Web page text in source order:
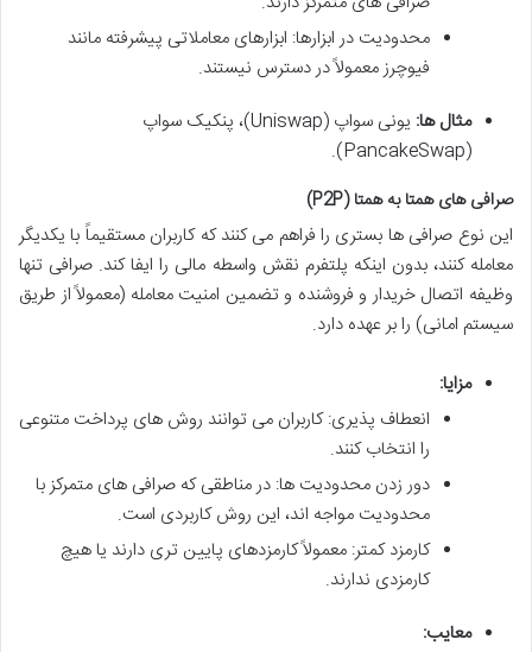
محدودیت در ابزارها: ابزارهای معاملاتی پیشرفته مانند
فیوچرز معمولاً در دسترس نیستند.
مثال ها:
یونی سواپ (Uniswap)، پنکیک سواپ
(PancakeSwap).
صرافی های همتا به همتا (P2P)
این نوع صرافی ها بستری را فراهم می کنند که کاربران مستقیماً با یکدیگر
معامله کنند، بدون اینکه پلتفرم نقش واسطه مالی را ایفا کند. صرافی تنها
وظیفه اتصال خریدار و فروشنده و تضمین امنیت معامله (معمولاً از طریق
سیستم امانی) را بر عهده دارد.
مزایا:
انعطاف پذیری: کاربران می توانند روش های پرداخت متنوعی
را انتخاب کنند.
دور زدن محدودیت ها: در مناطقی که صرافی های متمرکز با
محدودیت مواجه اند، این روش کاربردی است.
کارمزد کمتر: معمولاً کارمزدهای پایین تری دارند یا هیچ
کارمزدی ندارند.
معایب: